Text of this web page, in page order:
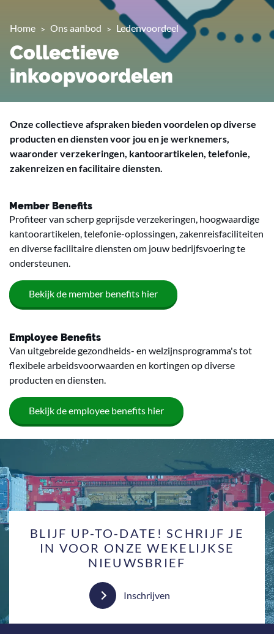
Home Ons aanbod Ledenvoordeel
Collectieve
inkoopvoordelen
Onze collectieve afspraken bieden voordelen op diverse
producten en diensten voor jou en je werknemers,
waaronder verzekeringen, kantoorartikelen, telefonie,
zakenreizen en facilitaire diensten.
Member Benefits
Profiteer van scherp geprijsde verzekeringen, hoogwaardige
kantoorartikelen, telefonie-oplossingen, zakenreisfaciliteiten
en diverse facilitaire diensten om jouw bedrijfsvoering te
ondersteunen.
Bekijk de member benefits hier
Employee Benefits
Van uitgebreide gezondheids- en welzijnsprogramma's tot
flexibele arbeidsvoorwaarden en kortingen op diverse
producten en diensten.
Bekijk de employee benefits hier
BLIJF UP-TO-DATE! SCHRIJF JE
IN VOOR ONZE WEKELIJKSE
NIEUWSBRIEF
Inschrijven